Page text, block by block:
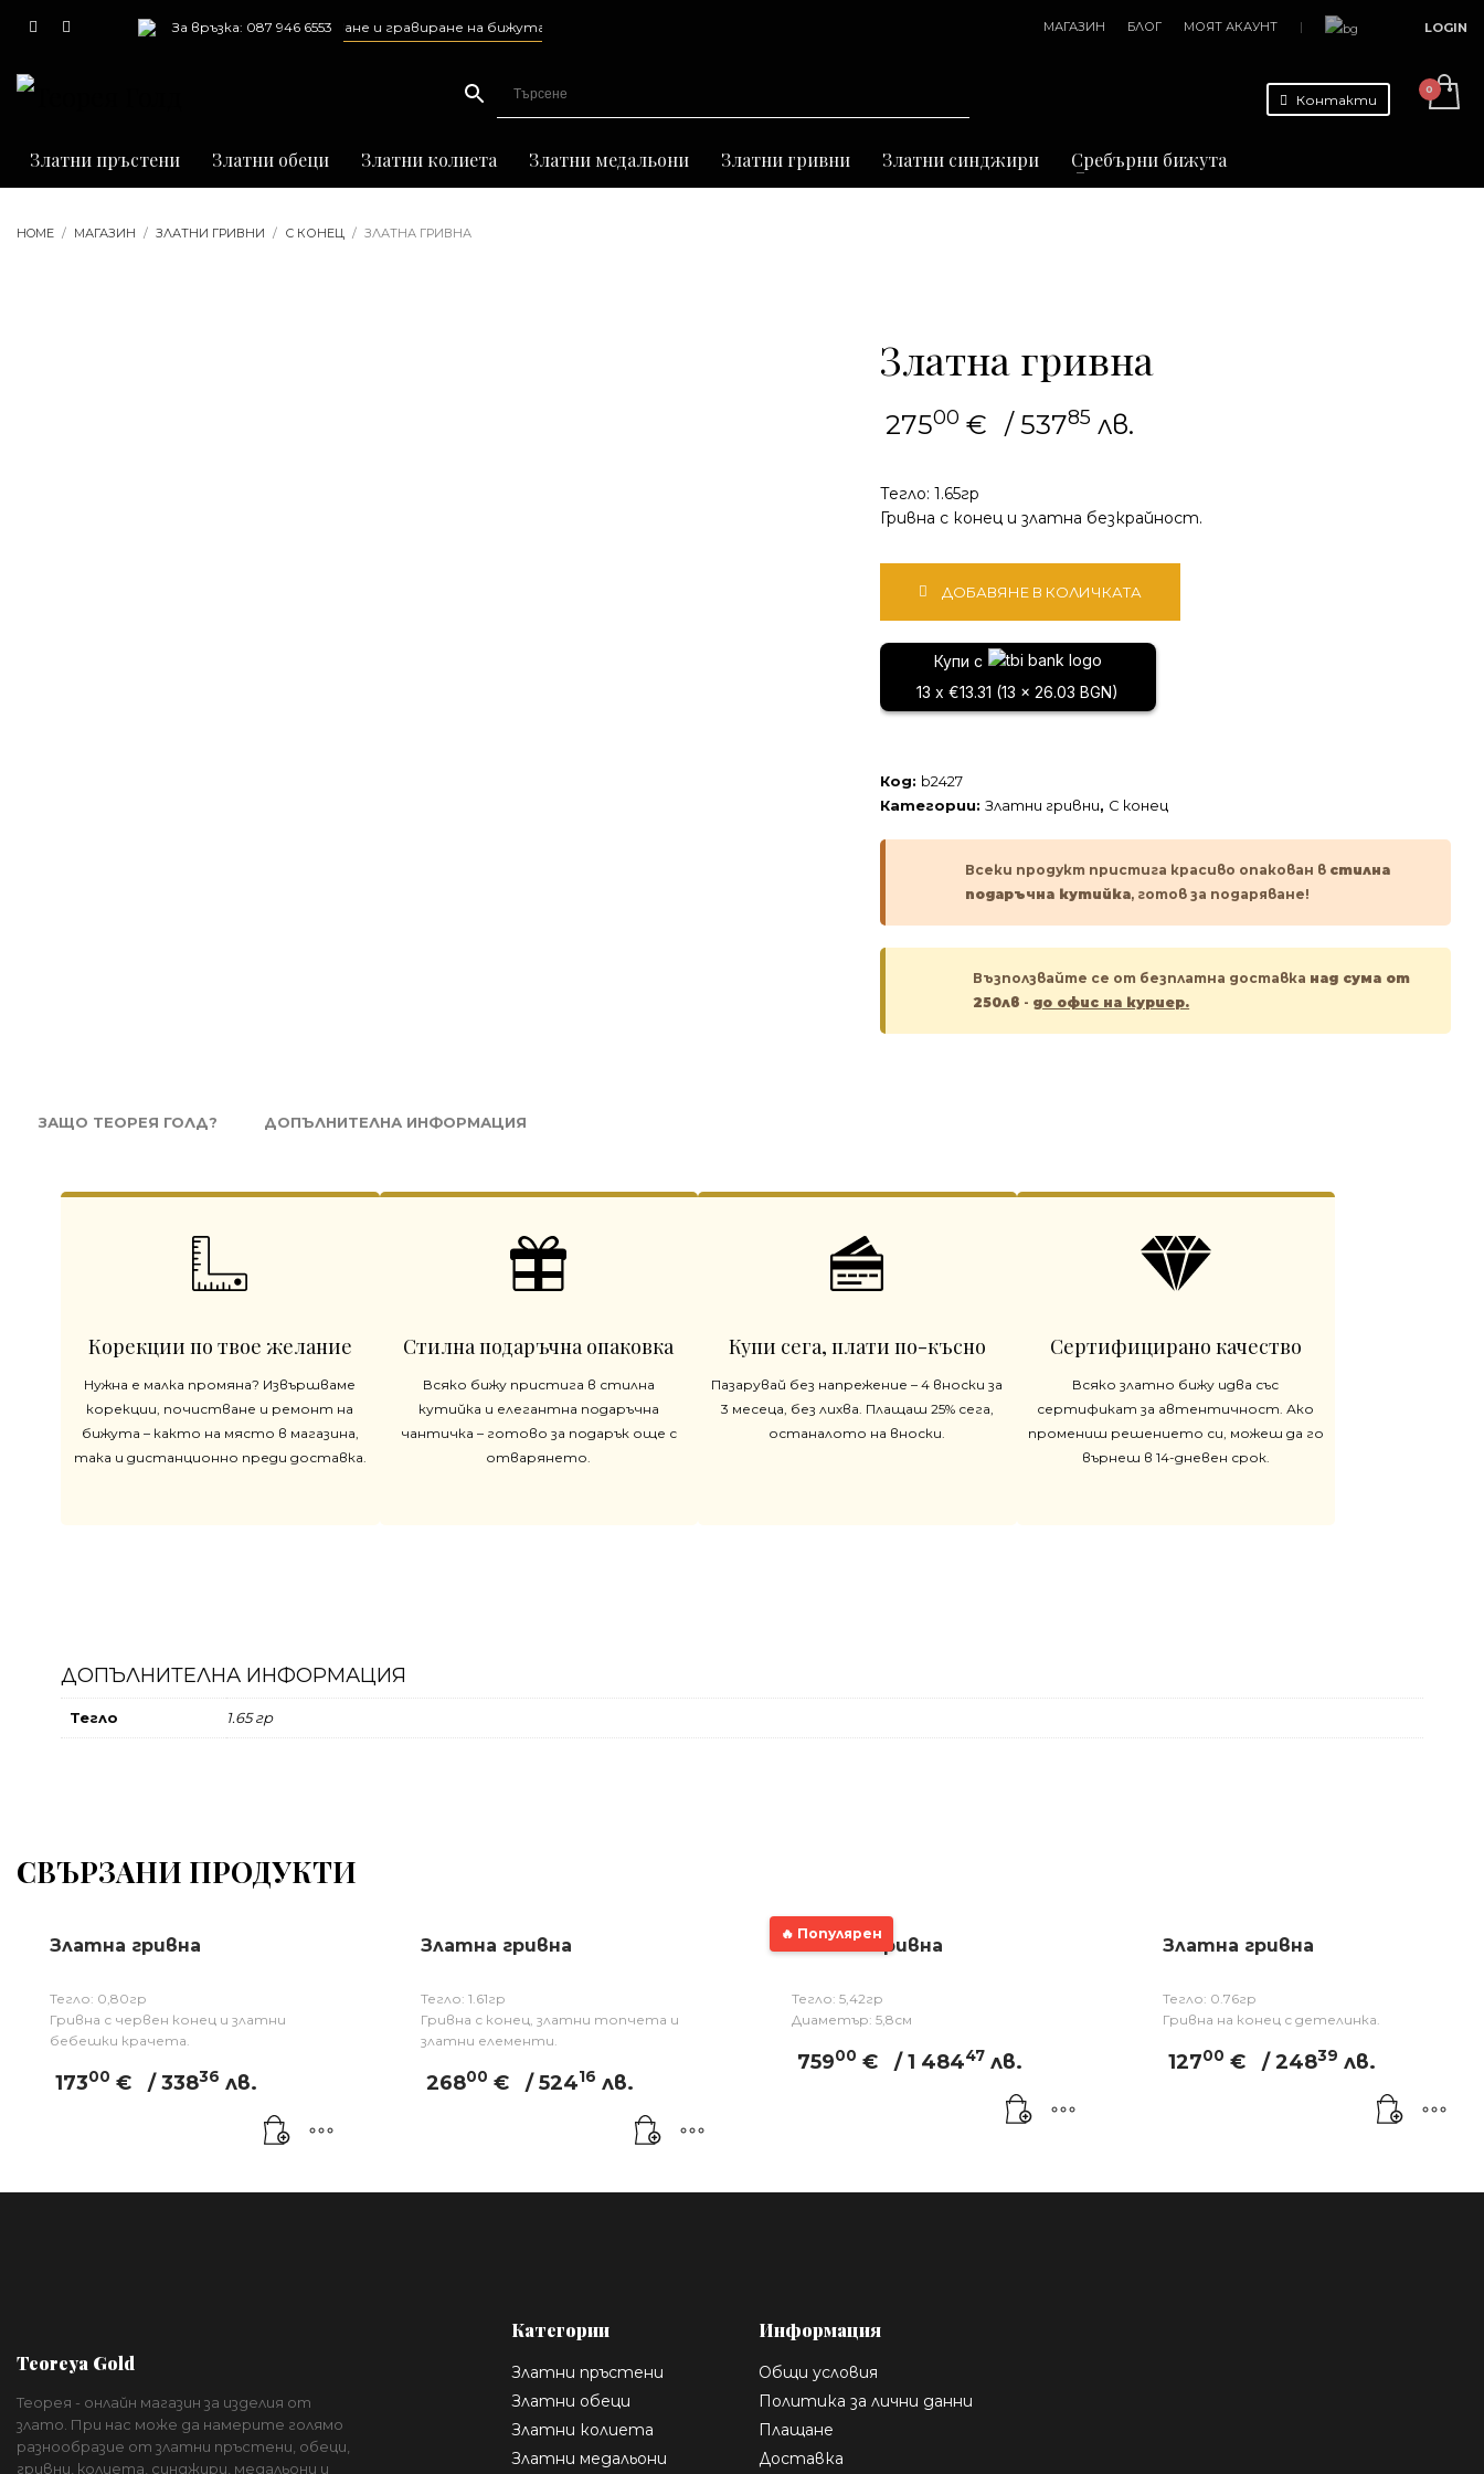
За връзка: 087 946 6553
Предлагаме ремонт, почистване и гравиране на бижута МАГАЗИН БЛОГ МОЯТ АКАУНТ | LOGIN
Контакти
Златни пръстени Златни обеци Златни колиета Златни медальони Златни гривни Златни синджири Сребърни бижута
HOME МАГАЗИН ЗЛАТНИ ГРИВНИ С КОНЕЦ ЗЛАТНА ГРИВНА
Златна гривна
27500 € / 53785 лв.
Тегло: 1.65гр
Гривна с конец и златна безкрайност.
Златна
гривна
ДОБАВЯНЕ В КОЛИЧКАТА
Купи с
13 x €13.31 (13 x 26.03 BGN)
Код: b2427
Категории: Златни гривни, С конец
Всеки продукт пристига красиво опакован в стилна
подаръчна кутийка, готов за подаряване!
Възползвайте се от безплатна доставка над сума от
250лв - до офис на куриер.
ЗАЩО ТЕОРЕЯ ГОЛД? ДОПЪЛНИТЕЛНА ИНФОРМАЦИЯ
Корекции по твое желание
Нужна е малка промяна? Извършваме
корекции, почистване и ремонт на
бижута – както на място в магазина,
така и дистанционно преди доставка.
Стилна подаръчна опаковка
Всяко бижу пристига в стилна
кутийка и елегантна подаръчна
чантичка – готово за подарък още с
отварянето.
Купи сега, плати по-късно
Пазарувай без напрежение – 4 вноски за
3 месеца, без лихва. Плащаш 25% сега,
останалото на вноски.
Сертифицирано качество
Всяко златно бижу идва със
сертификат за автентичност. Ако
промениш решението си, можеш да го
върнеш в 14-дневен срок.
ДОПЪЛНИТЕЛНА ИНФОРМАЦИЯ
Тегло 1.65 гр
СВЪРЗАНИ ПРОДУКТИ
Златна гривна
Тегло: 0,80гр
Гривна с червен конец и златни
бебешки крачета.
17300 € / 33836 лв.
Златна гривна
Тегло: 1.61гр
Гривна с конец, златни топчета и
златни елементи.
26800 € / 52416 лв.
🔥 Популярен
Златна гривна
Тегло: 5,42гр
Диаметър: 5,8см
75900 € / 1 48447 лв.
Златна гривна
Тегло: 0.76гр
Гривна на конец с детелинка.
12700 € / 24839 лв.
Teoreya Gold
Теорея - онлайн магазин за изделия от
злато. При нас може да намерите голямо
разнообразие от златни пръстени, обеци,
гривни, колиета, синджири, медальони и
Категории
Златни пръстени
Златни обеци
Златни колиета
Златни медальони
Информация
Общи условия
Политика за лични данни
Плащане
Доставка